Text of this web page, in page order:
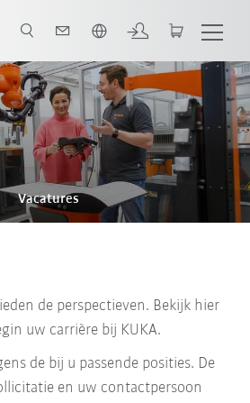
Vacatures
de perspectieven. Bekijk hier
uw carrière bij KUKA.
de bij u passende posities. De
en uw contactpersoon